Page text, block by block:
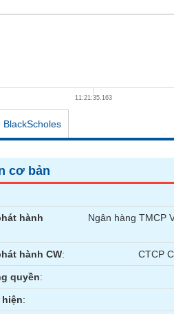
11:21:35.163
BlackScholes
cơ bản
hành
Ngân hàng TMCP
hành CW: CTCP
quyền:
: